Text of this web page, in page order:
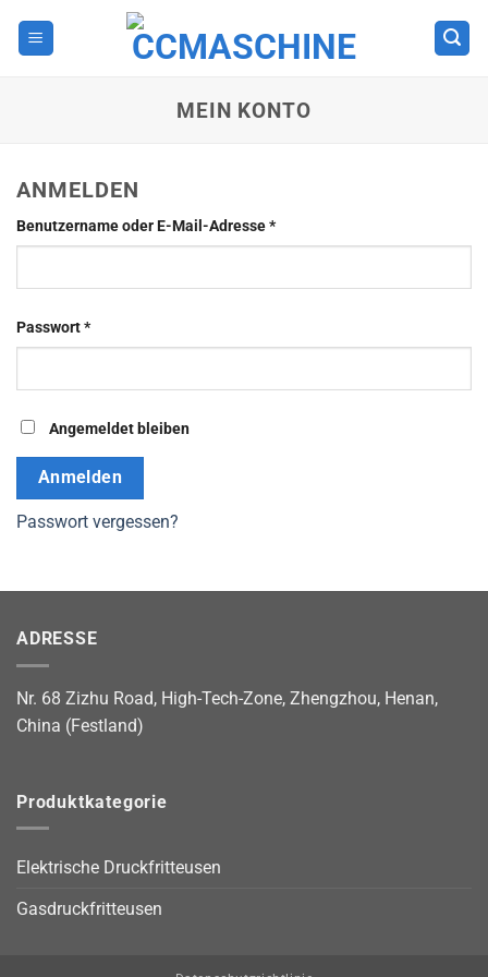
Inhalt
MEIN KONTO
ANMELDEN
Benutzername oder E-Mail-Adresse*Erforderlich
Passwort*Erforderlich
Angemeldet bleiben
Anmelden
Passwort vergessen?
ADRESSE
Nr. 68 Zizhu Road, High-Tech-Zone, Zhengzhou, Henan,
China (Festland)
Produktkategorie
Elektrische Druckfritteusen
Gasdruckfritteusen